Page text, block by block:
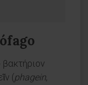
(phagein,